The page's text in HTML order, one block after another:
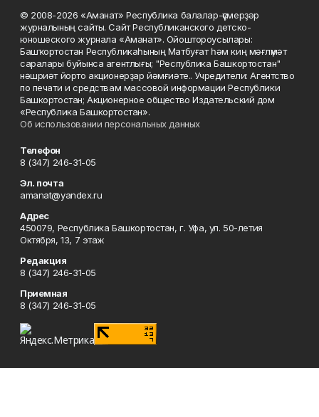
© 2008-2026 «Аманат» Республика балалар-үҫмерҙәр
журналының сайты. Сайт Республиканского детско-
юношеского журнала «Аманат». Ойоштороусылары:
Башҡортостан Республикаһының Матбуғат һәм киң мәғлүмәт
саралары буйынса агентлығы; "Республика Башкортостан"
нәшриәт йорто акционерҙар йәмғиәте.. Учредители: Агентство
по печати и средствам массовой информации Республики
Башкортостан; Акционерное общество Издательский дом
«Республика Башкортостан».
Об использовании персональных данных
Телефон
8 (347) 246-31-05
Эл. почта
amanat@yandex.ru
Адрес
450079, Республика Башкортостан, г. Уфа, ул. 50-летия
Октября, 13, 7 этаж
Редакция
8 (347) 246-31-05
Приемная
8 (347) 246-31-05